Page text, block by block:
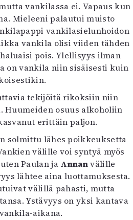
vankilassa ei. Vapaus kun
Mieleeni palautui muisto
vankilasielunhoidon
vankila olisi viiden tähden
pois. Ylellisyys ilman
on vankila niin sisäisesti kuin
tekijöitä rikoksiin niin
osuus alkoholiin
erittäin paljon.
solmittu lähes poikkeuksetta
välille voi syntyä myös
Paulan ja Annanvälille
lähtee aina luottamuksesta.
välillä pahasti, mutta
Ystävyys on yksi kantava
aikana.